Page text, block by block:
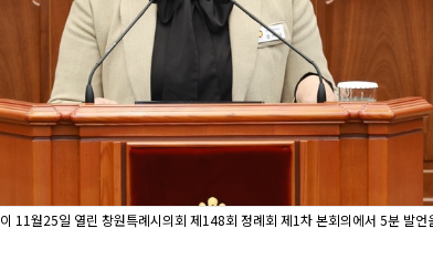
11월25일 열린 창원특례시의회 제148회 정례회 제1차 본회의에서 5분 발언